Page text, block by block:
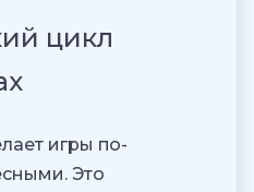
цикл
игры по-
Это